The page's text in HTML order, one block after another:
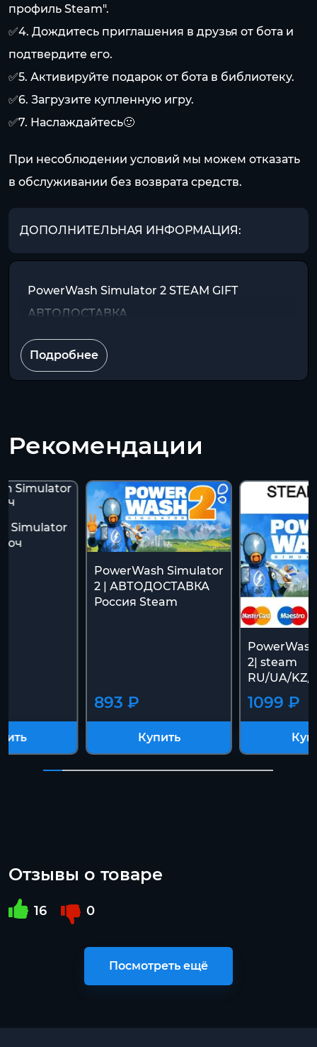
профиль Steam".
✅4. Дождитесь приглашения в друзья от бота и
подтвердите его.
✅5. Активируйте подарок от бота в библиотеку.
✅6. Загрузите купленную игру.
✅7. Наслаждайтесь🙂
При несоблюдении условий мы можем отказать
в обслуживании без возврата средств.
ДОПОЛНИТЕЛЬНАЯ ИНФОРМАЦИЯ:
PowerWash Simulator 2 STEAM GIFT
АВТОДОСТАВКА
Подробнее
Рекомендации
Simulator
PowerWash Simulator
2 | АВТОДОСТАВКА
Россия Steam
893 ₽
Купить
2| steam
RU/UA/KZ/
1099 ₽
Отзывы о товаре
16 0
Посмотреть ещё